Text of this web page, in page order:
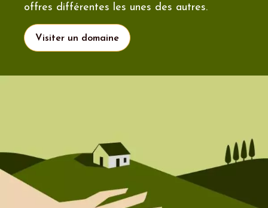
offres différentes les unes des autres.
Visiter un domaine